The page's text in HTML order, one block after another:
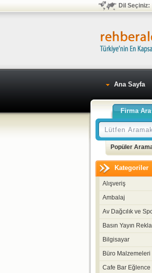
Dil Seçiniz:
Ana Sayfa
Firma Ara
Popüler
Kategoriler
Alışveriş
Ambalaj
Av Dağcılık ve
Basın Yayın
Bilgisayar
Büro Malzemeleri
Cafe Bar Eğlence